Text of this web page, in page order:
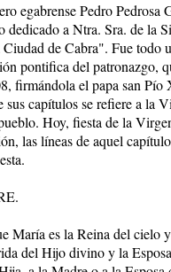
egabrense Pedro Pedrosa
a Ntra. Sra. de la
de Cabra". Fue todo
pontifica del patronazgo,
firmándola el papa san
sus capítulos se refiere a la
Hoy, fiesta de la
las líneas de aquel
María es la Reina del cielo
del Hijo divino y la